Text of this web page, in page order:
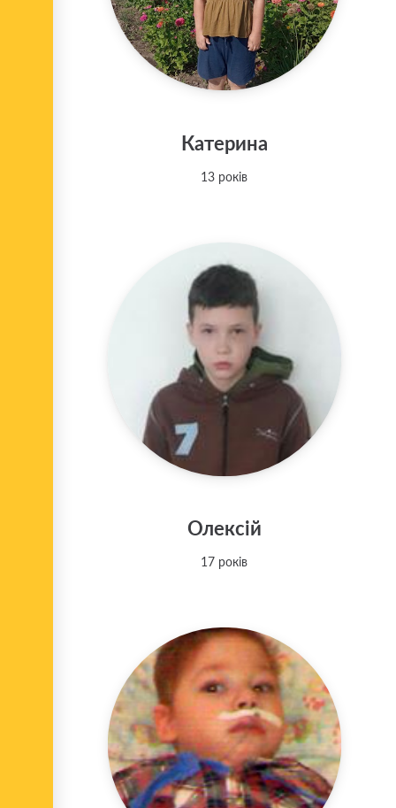
Катерина
13 років
Олексій
17 років